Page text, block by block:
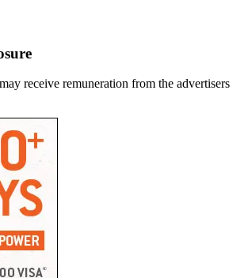
receive remuneration from the advertisers